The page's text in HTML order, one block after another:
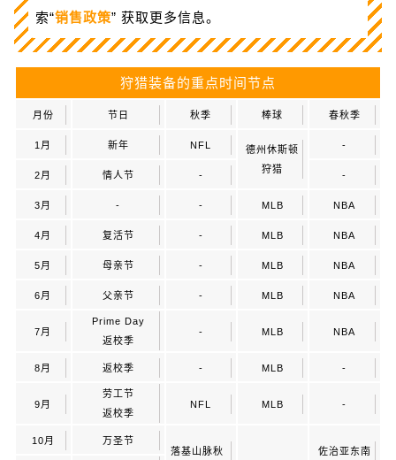
索“销售政策” 获取更多信息。
狩猎装备的重点时间节点
月份 节日 秋季 棒球 春秋季
1月 新年 NFL
德州休斯顿
狩猎
-
2月 情人节 - -
3月 - - MLB NBA
4月 复活节 - MLB NBA
5月 母亲节 - MLB NBA
6月 父亲节 - MLB NBA
7月
Prime Day
返校季
- MLB NBA
8月 返校季 - MLB -
9月
劳工节
返校季
NFL MLB -
10月
万圣节
落基山脉秋
佐治亚东南